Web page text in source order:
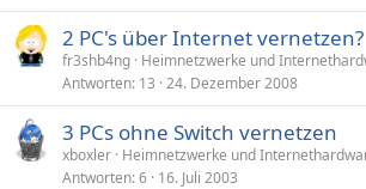
2 PC's über Internet vernetzen?
fr3shb4ng Heimnetzwerke und
Antworten 13 24. Dezember 2008
3 PCs ohne Switch vernetzen
xboxler Heimnetzwerke und
Antworten 6 16. Juli 2003